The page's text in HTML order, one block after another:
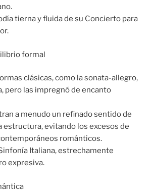
tierna y fluida de su Concierto para
formal
clásicas, como la sonata-allegro,
pero las impregnó de encanto
a menudo un refinado sentido de
estructura, evitando los excesos de
románticos.
Italiana, estrechamente
expresiva.